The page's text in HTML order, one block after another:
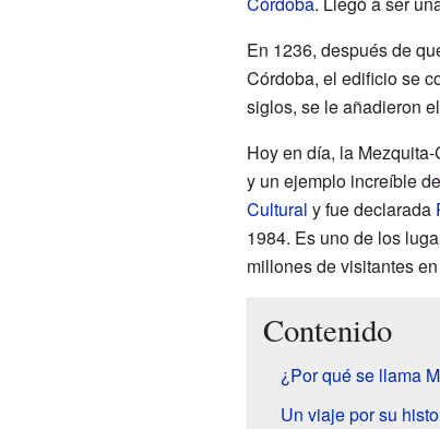
En 1236, después de
Córdoba, el edificio se
siglos, se le añadieron
Hoy en día, la
y un ejemplo increíble
Cultural y fue declarada
1984. Es uno de los
millones de visitantes
Contenido
¿Por qué se llama
Un viaje por su